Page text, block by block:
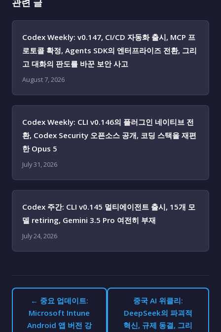
Codex Weekly: v0.147, CI/CD 자동화 출시, MCP 프
로토콜 확정, Agents SDK의 엔터프라이즈 전환, 그리
고 대화의 판도를 바꾼 보안 사고
August 7, 2026
Codex Weekly: CLI v0.146의 플러그인 네이티브 전
환, Codex Security 오픈소스 공개, 코딩 스택을 재편
한 Opus 5
July 31, 2026
Codex 주간: CLI v0.145 멀티에이전트 출시, 15개 모
델 retiring, Gemini 3.5 Pro 여전히 부재
July 24, 2026
← 중요 업데이트:
Microsoft Intune
Android 앱 버전 강
중국 AI 위클리:
DeepSeek의 파괴적
혁신, 규제 동결, 그리